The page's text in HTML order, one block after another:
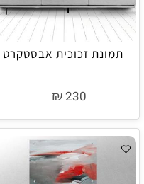
תמונת זכוכית אבסטקרט
₪ 230